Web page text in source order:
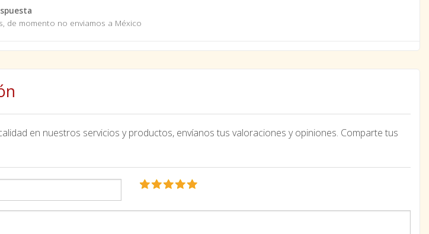
de momento no enviamos a México
en nuestros servicios y productos, envíanos tus valoraciones y opiniones. Comparte tus